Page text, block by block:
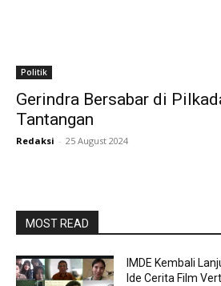
Politik
Gerindra Bersabar di
Tantangan
Redaksi - 25 August 2024
MOST READ
IMDE Kembali
Ide Cerita Film